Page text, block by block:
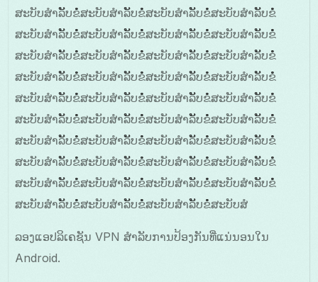
ສະບັບສໍາລັັບຂໍໍໍສະບັບສໍາລັັບຂໍໍໍສະບັບສໍາລັັບຂໍໍໍສະບັບສໍາລັັບຂໍໍໍ
ສະບັບສໍາລັັບຂໍໍໍສະບັບສໍາລັັບຂໍໍໍສະບັບສໍາລັັບຂໍໍໍສະບັບສໍາລັັບຂໍໍໍ
ສະບັບສໍາລັັບຂໍໍໍສະບັບສໍາລັັບຂໍໍໍສະບັບສໍາລັັບຂໍໍໍສະບັບສໍາລັັບຂໍໍໍ
ສະບັບສໍາລັັບຂໍໍໍສະບັບສໍາລັັບຂໍໍໍສະບັບສໍາລັັບຂໍໍໍສະບັບສໍາລັັບຂໍໍໍ
ສະບັບສໍາລັັບຂໍໍໍສະບັບສໍາລັັບຂໍໍໍສະບັບສໍາລັັບຂໍໍໍສະບັບສໍາລັັບຂໍໍໍ
ສະບັບສໍາລັັບຂໍໍໍສະບັບສໍາລັັບຂໍໍໍສະບັບສໍາລັັບຂໍໍໍສະບັບສໍາລັັບຂໍໍໍ
ສະບັບສໍາລັັບຂໍໍໍສະບັບສໍາລັັບຂໍໍໍສະບັບສໍາລັັບຂໍໍໍສະບັບສໍາລັັບຂໍໍໍ
ສະບັບສໍາລັັບຂໍໍໍສະບັບສໍາລັັບຂໍໍໍສະບັບສໍາລັັບຂໍໍໍສະບັບສໍາລັັບຂໍໍໍ
ສະບັບສໍາລັັບຂໍໍໍສະບັບສໍາລັັບຂໍໍໍສະບັບສໍາລັັບຂໍໍໍສະບັບສໍາລັັບຂໍໍໍ
ສະບັບສໍາລັັບຂໍໍໍສະບັບສໍາລັັບຂໍໍໍສະບັບສໍາລັັບຂໍໍໍສະບັບສໍ
ລອງແອປລິເຄຊັນ VPN ສໍາລັບການປ້ອງກັນທີ່ແນ່ນອນໃນ
Android.